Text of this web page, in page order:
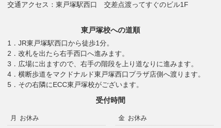
交通アクセス： 東戸塚駅西口 交差点渡ってすぐのビル1F
東戸塚校への道順
1．JR東戸塚駅西口から徒歩1分。
2．改札を出たら右手西口へ進みます。
3．広場に出ますので、右手の階段を上り道なりに進みます。
4．横断歩道をマクドナルド東戸塚西口プラザ店側へ渡ります。
5．その右隣にECC東戸塚校がございます。
受付時間
月
お休み
金 お休み